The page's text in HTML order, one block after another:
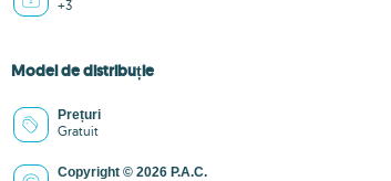
+3
Model de distribuție
Prețuri
Gratuit
Copyright © 2026 P.A.C.